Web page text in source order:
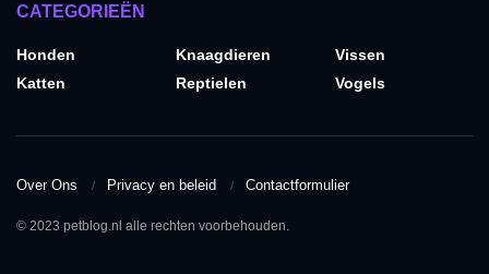
CATEGORIEËN
Honden
Katten
Knaagdieren
Reptielen
Vissen
Vogels
Over Ons Privacy en beleid Contactformulier
© 2023 petblog.nl alle rechten voorbehouden.